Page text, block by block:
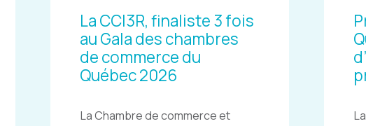
La CCI3R, finaliste 3 fois
au Gala des chambres
de commerce du
Québec 2026
La Chambre de commerce et